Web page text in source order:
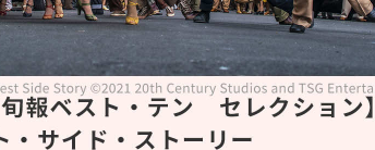
国内ドラマ
アジ
ンタメ・バラエティ ドキュメ